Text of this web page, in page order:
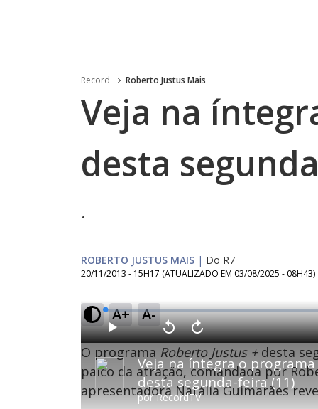
Record Roberto Justus Mais
Veja na
desta
.
ROBERTO JUSTUS MAIS | Do R7
20/11/2013 - 15H17 (ATUALIZADO EM 03/08/2025 - 08H43)
A+ A-
Veja na íntegra o programa
desta segunda-feira (11)
porRecordTV
P
l
a
y
V
o
l
t
a
r
1
0
s
e
A
v
a
n
ç
a
r
1
0
L
o
a
d
e
:
0
.
4
%
O programa Roberto Justus +desta
palco da atração, comandada por
apresentadora Natália Guimarães